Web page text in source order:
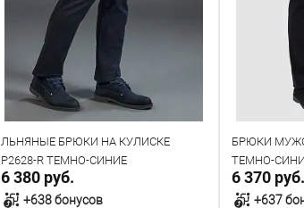
ЛЬНЯНЫЕ БРЮКИ НА КУЛИСКЕ
P2628-R ТЕМНО-СИНИЕ
6 380 руб.
+638 бонусов
БРЮКИ
ТЕМНО-
6 370
+637